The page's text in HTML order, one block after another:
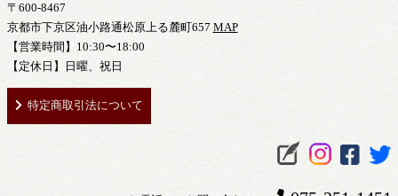
〒600-8467
京都市下京区油小路通松原上る麓町657 MAP
【営業時間】10:30〜18:00
【定休日】日曜、祝日
特定商取引法について